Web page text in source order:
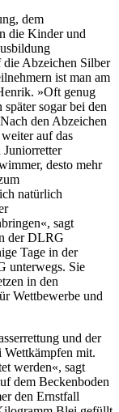
dem
die Kinder und
die Abzeichen Silber
ist man am
»Oft genug
sogar bei den
den Abzeichen
auf das
Juniorretter
desto mehr
natürlich
sagt
der DLRG
Tage in der
unterwegs. Sie
in den
Wettbewerbe und
und der
Wettkämpfen mit.
werden«, sagt
dem Beckenboden
den Ernstfall